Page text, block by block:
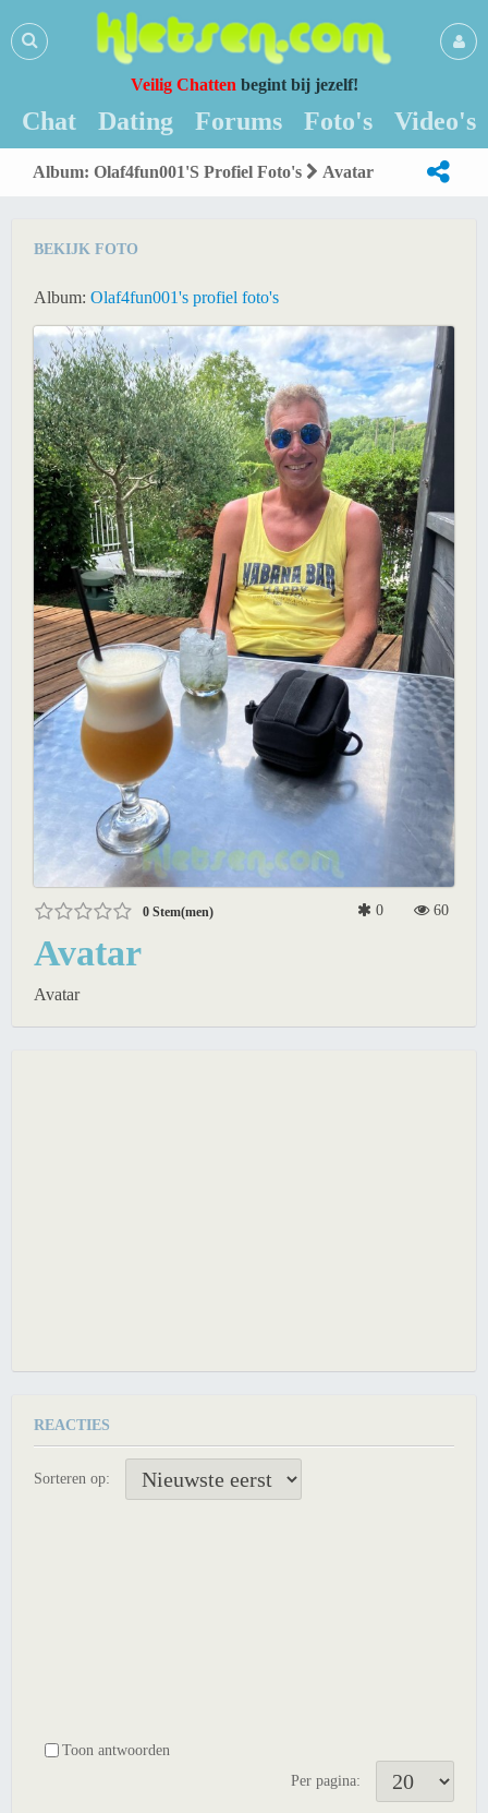
Veilig Chatten begint bij jezelf!
Chat Dating Forums Foto's Video's
Album: Olaf4fun001's Profiel Foto's Avatar
BEKIJK FOTO
Album: Olaf4fun001's profiel foto's
0 Stem(men) 0 60
Avatar
Avatar
REACTIES
Sorteren op:
Toon antwoorden
Per pagina: